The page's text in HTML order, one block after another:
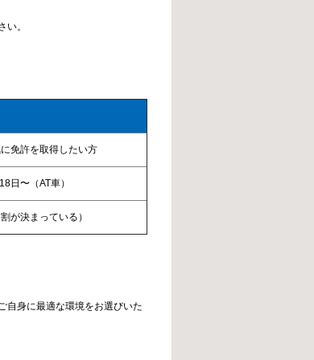
い。
免許を取得したい方
日〜（AT車）
が決まっている）
自身に最適な環境をお選びいた